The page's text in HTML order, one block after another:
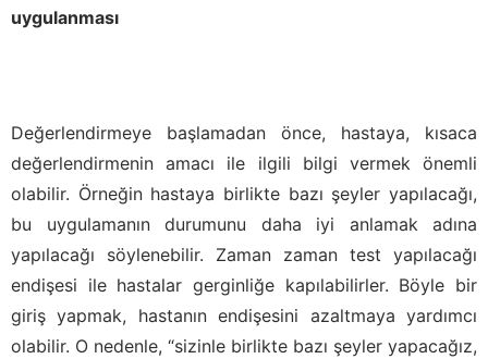
uygulanması
Değerlendirmeye başlamadan önce, hastaya, kısaca
değerlendirmenin amacı ile ilgili bilgi vermek önemli
olabilir. Örneğin hastaya birlikte bazı şeyler yapılacağı,
bu uygulamanın durumunu daha iyi anlamak adına
yapılacağı söylenebilir. Zaman zaman test yapılacağı
endişesi ile hastalar gerginliğe kapılabilirler. Böyle bir
giriş yapmak, hastanın endişesini azaltmaya yardımcı
olabilir. O nedenle, “sizinle birlikte bazı şeyler yapacağız,